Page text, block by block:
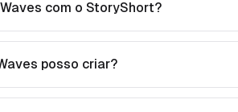
com o StoryShort?
posso criar?